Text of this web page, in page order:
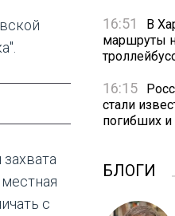
с
16:51
В
маршруты
16:15
стали
погибших
БЛОГИ